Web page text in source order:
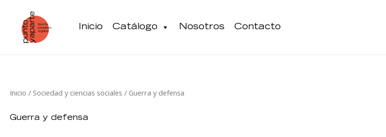
contenido
Inicio Catálogo Nosotros Contacto
Inicio / Sociedad y ciencias sociales / Guerra y defensa
Guerra y defensa